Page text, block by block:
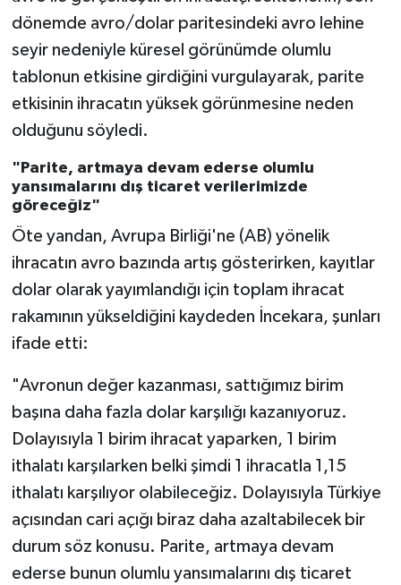
dönemde avro/dolar paritesindeki avro lehine
seyir nedeniyle küresel görünümde olumlu
tablonun etkisine girdiğini vurgulayarak, parite
etkisinin ihracatın yüksek görünmesine neden
olduğunu söyledi.
"Parite, artmaya devam ederse olumlu
yansımalarını dış ticaret verilerimizde
göreceğiz"
Öte yandan, Avrupa Birliği'ne (AB) yönelik
ihracatın avro bazında artış gösterirken, kayıtlar
dolar olarak yayımlandığı için toplam ihracat
rakamının yükseldiğini kaydeden İncekara, şunları
ifade etti:
"Avronun değer kazanması, sattığımız birim
başına daha fazla dolar karşılığı kazanıyoruz.
Dolayısıyla 1 birim ihracat yaparken, 1 birim
ithalatı karşılarken belki şimdi 1 ihracatla 1,15
ithalatı karşılıyor olabileceğiz. Dolayısıyla Türkiye
açısından cari açığı biraz daha azaltabilecek bir
durum söz konusu. Parite, artmaya devam
ederse bunun olumlu yansımalarını dış ticaret